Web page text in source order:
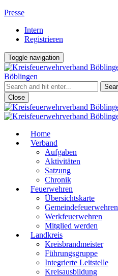
Presse
Intern
Registrieren
Toggle navigation
Böblingen
Close
Home
Verband
Aufgaben
Aktivitäten
Satzung
Chronik
Feuerwehren
Übersichtskarte
Gemeindefeuerwehren
Werkfeuerwehren
Mitglied werden
Landkreis
Kreisbrandmeister
Führungsgruppe
Integrierte Leitstelle
Kreisausbildung